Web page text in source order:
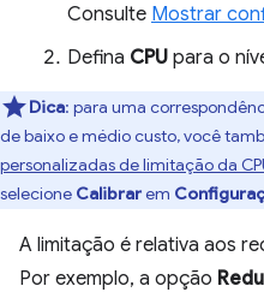
Consulte Mostrar
Defina CPU para o
Dica: para uma
de baixo e médio custo, você
personalizadas de limitação da
selecione Calibrarem
A limitação é relativa aos
Por exemplo, a opção